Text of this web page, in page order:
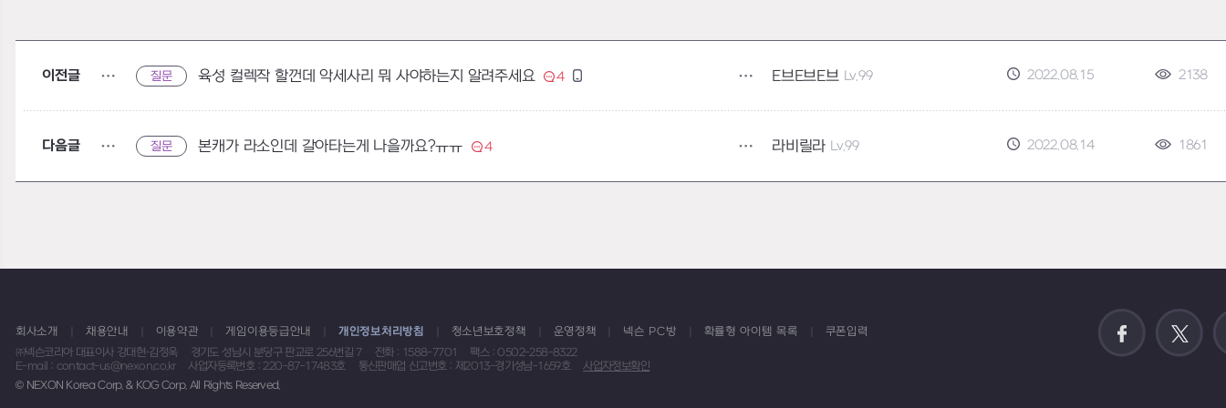
이전글 질문 육성 컬렉작 할껀데 악세사리 뭐 사야하는지 알려주세요 4 E브E브E브 Lv.99 2022.08.15 2138
다음글 질문 본캐가 라소인데 갈아타는게 나을까요?ㅠㅠ 4 라비릴라 Lv.99 2022.08.14 1861
회사소개 채용안내 이용약관 게임이용등급안내 개인정보처리방침 청소년보호정책 운영정책 넥슨 PC방 확률형 아이템 목록
쿠폰입력
㈜넥슨코리아 대표이사 강대현·김정욱
경기도 성남시 분당구 판교로 256번길 7 전화 : 1588-7701
팩스 : 0502-258-8322
E-mail : contact-us@nexon.co.kr
사업자등록번호 : 220-87-17483호 통신판매업 신고번호 : 제2013-경기성남-1659호
사업자정보확인
© NEXON Korea Corp. & KOG Corp. All Rights Reserved.